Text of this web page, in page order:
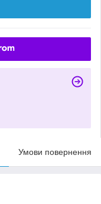
Умови повернення